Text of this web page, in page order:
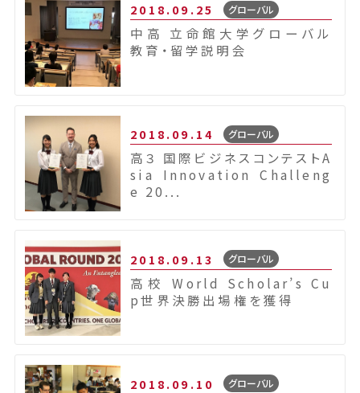
2018.09.25 グローバル
中高 立命館大学グローバル
教育・留学説明会
2018.09.14 グローバル
高３ 国際ビジネスコンテストA
sia Innovation Challeng
e 20...
2018.09.13 グローバル
高校 World Scholar’s Cu
p世界決勝出場権を獲得
2018.09.10 グローバル